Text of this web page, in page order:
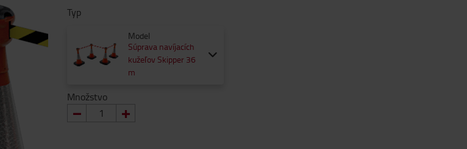
Typ
Model
Súprava navíjacích
kužeľov Skipper 36
m
Množstvo